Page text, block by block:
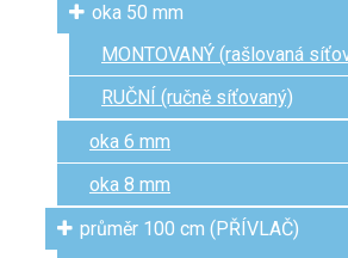
oka 50 mm
MONTOVANÝ (rašlovaná
RUČNÍ (ručně síťovaný)
oka 6 mm
oka 8 mm
průměr 100 cm (PŘÍVLAČ)